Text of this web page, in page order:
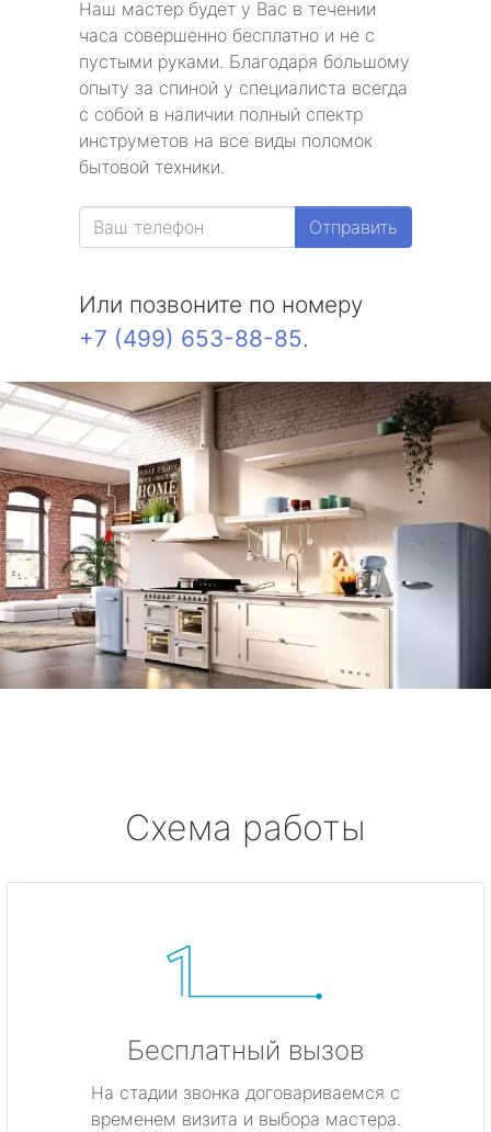
Наш мастер будет у Вас в течении
часа совершенно бесплатно и не с
пустыми руками. Благодаря большому
опыту за спиной у специалиста всегда
с собой в наличии полный спектр
инструметов на все виды поломок
бытовой техники.
Отправить
Или позвоните по номеру
+7 (499) 653-88-85.
Схема работы
Бесплатный вызов
На стадии звонка договариваемся с
временем визита и выбора мастера.